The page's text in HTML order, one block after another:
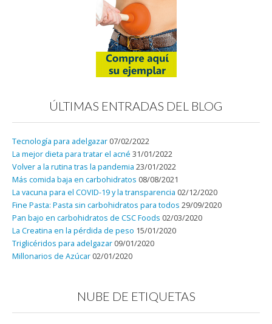
ÚLTIMAS ENTRADAS DEL BLOG
Tecnología para adelgazar 07/02/2022
La mejor dieta para tratar el acné 31/01/2022
Volver a la rutina tras la pandemia 23/01/2022
Más comida baja en carbohidratos 08/08/2021
La vacuna para el COVID-19 y la transparencia 02/12/2020
Fine Pasta: Pasta sin carbohidratos para todos 29/09/2020
Pan bajo en carbohidratos de CSC Foods 02/03/2020
La Creatina en la pérdida de peso 15/01/2020
Triglicéridos para adelgazar 09/01/2020
Millonarios de Azúcar 02/01/2020
NUBE DE ETIQUETAS